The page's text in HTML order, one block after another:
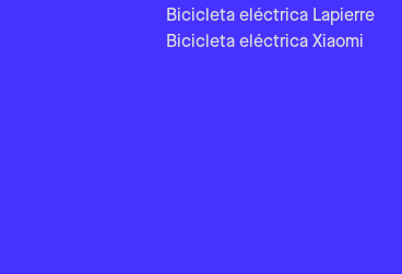
Bicicleta eléctrica Lapierre
Bicicleta eléctrica Xiaomi